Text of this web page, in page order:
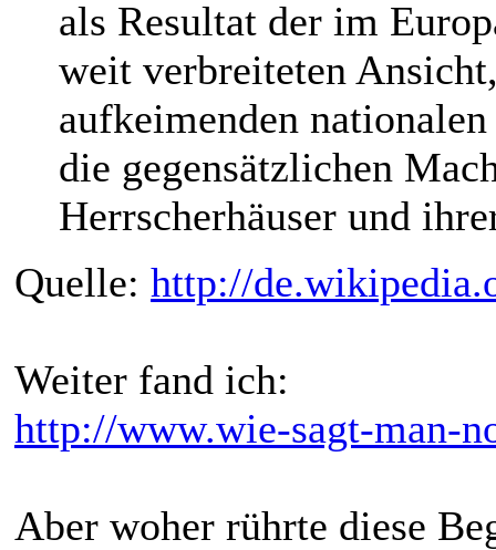
als Resultat der im
weit verbreiteten
aufkeimenden
die gegensätzlichen
Herrscherhäuser und
Quelle: http://
Weiter fand ich:
http://www.wie-sagt-man-
Aber woher rührte diese